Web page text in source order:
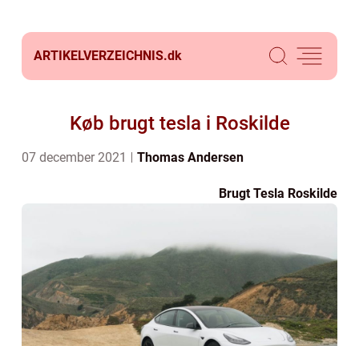
ARTIKELVERZEICHNIS.dk
Køb brugt tesla i Roskilde
07 december 2021 Thomas Andersen
Brugt Tesla Roskilde